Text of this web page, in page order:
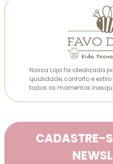
Nossa Loja foi idealizada
qualidade, conforto e
todos os momentos
CADASTRE-